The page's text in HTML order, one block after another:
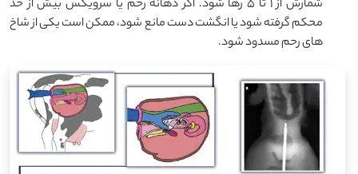
شمارش از 1 تا 5 رها شود. اگر دهانه رحم یا سرویکس بیش از حد
محکم گرفته شود یا انگشت دست مانع شود، ممکن است یکی از شاخ
های رحم مسدود شود.